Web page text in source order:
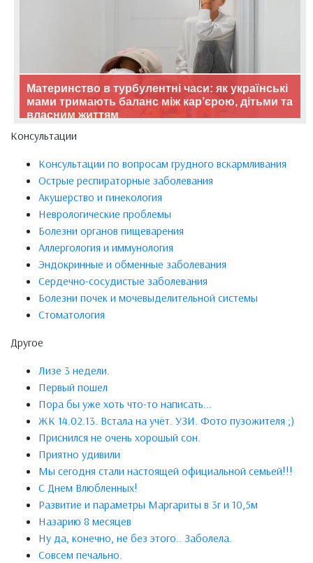
Материнство в турбулентні часи: як українські
мами тримають баланс між кар’єрою, дітьми та
власним життям
Консультации
Консультации по вопросам грудного вскармливания
Острые респираторные заболевания
Акушерство и гинекология
Неврологические проблемы
Болезни органов пищеварения
Аллергология и иммунология
Эндокринные и обменные заболевания
Сердечно-сосудистые заболевания
Болезни почек и мочевыделительной системы
Стоматология
Другое
Лизе 3 недели.
Первый пошел
Пора бы уже хоть что-то написать...
ЖК 14.02.13. Встала на учёт. УЗИ. Фото пузожителя ;)
Приснился не очень хорошый сон.
Приятно удивили
Мы сегодня стали настоящей официальной семьей!!!
С Днем Влюбленных!
Развитие и параметры Маргариты в 3г и 10,5м
Назарию 8 месяцев
Ну да, конечно, не без этого.. Заболела.
Совсем печально.